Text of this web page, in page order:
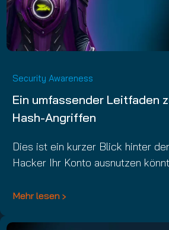
Security Awareness
Ein umfassender Leitfaden
Hash-Angriffen
Dies ist ein kurzer Blick hinter
Hacker Ihr Konto ausnutzen
Mehr lesen